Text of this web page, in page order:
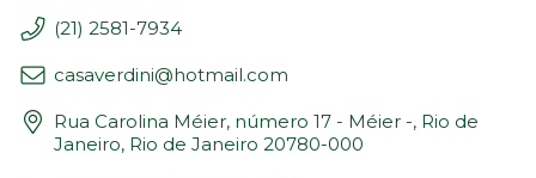
(21) 2581-7934
casaverdini@hotmail.com
Rua Carolina Méier, número 17 - Méier -, Rio de
Janeiro, Rio de Janeiro 20780-000